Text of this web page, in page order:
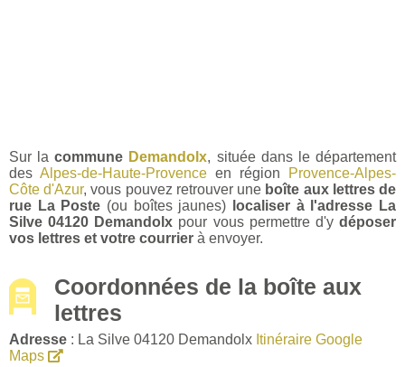
Sur lacommune Demandolx, située dans le département
des Alpes-de-Haute-Provence en région
Provence-Alpes-
Côte d'Azur, vous pouvez retrouver une boîte aux lettres de
rue La Poste (ou boîtes jaunes)
localiser à l'adresse La
Silve 04120 Demandolx pour vous permettre d'ydéposer
vos lettres et votre courrier à envoyer.
Coordonnées de la boîte aux
lettres
Adresse : La Silve 04120 Demandolx Itinéraire Google
Maps